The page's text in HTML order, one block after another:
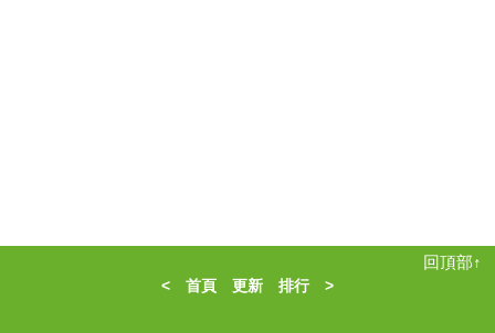
回頂部↑
< 首頁 更新 排行>